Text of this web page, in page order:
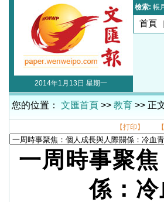
檢索: 帳
首頁 |
2014年1月13日 星期一
您的位置： 文匯首頁 >> 教育 >> 正
【打印】
一周時事聚
係：